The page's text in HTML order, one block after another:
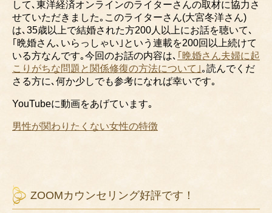
して､東洋経済オンラインのライターさんの取材に協力さ
せていただきました｡このライターさん(大宮冬洋さん)
は､35歳以上で結婚された方200人以上にお話を聴いて､
｢晩婚さん､いらっしゃい｣という連載を200回以上続けて
いる方なんです｡今回のお話の内容は､ ｢晩婚さん夫婦に起
こりがちな問題と関係修復の方法について｣｡読んでくだ
さる方に､何か少しでも参考になれば幸いです｡
YouTubeに動画をあげています｡
男性が関わりたくない女性の特徴
ZOOMカウンセリング好評です！